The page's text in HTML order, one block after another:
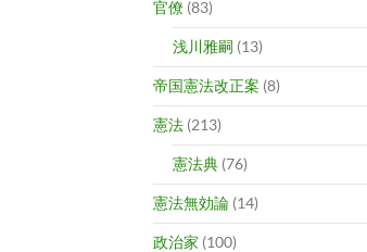
官僚 (83)
浅川雅嗣 (13)
帝国憲法改正案 (8)
憲法 (213)
憲法典 (76)
憲法無効論 (14)
政治家 (100)